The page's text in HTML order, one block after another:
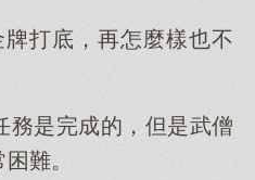
打底，再怎麼樣也不
務是完成的，但是武僧
難。